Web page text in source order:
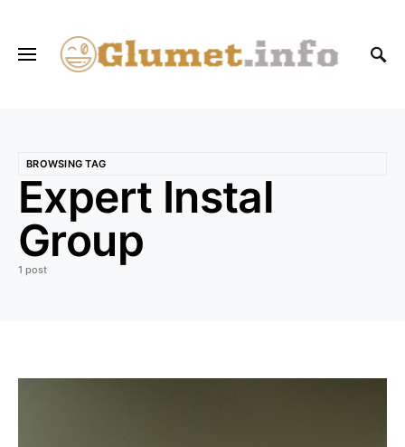
BROWSING TAG
Expert Instal
Group
1 post